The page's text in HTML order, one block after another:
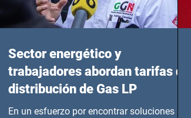
Sector energético y
trabajadores abordan tarifas de
distribución de Gas LP
En un esfuerzo por encontrar soluciones a